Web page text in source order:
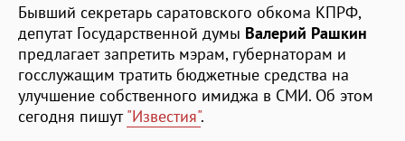
Бывший секретарь саратовского обкома КПРФ,
депутат Государственной думы Валерий Рашкин
предлагает запретить мэрам, губернаторам и
госслужащим тратить бюджетные средства на
улучшение собственного имиджа в СМИ. Об этом
сегодня пишут"Известия".